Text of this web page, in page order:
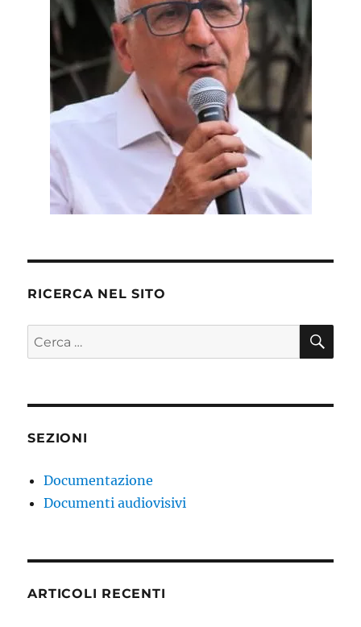
RICERCA NEL SITO
Cerca:
SEZIONI
Documentazione
Documenti audiovisivi
ARTICOLI RECENTI